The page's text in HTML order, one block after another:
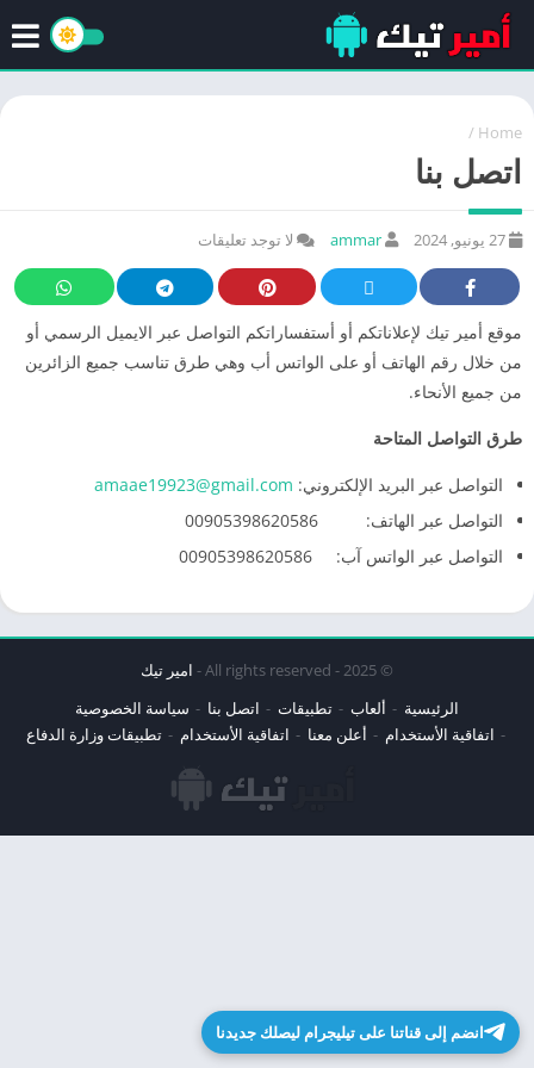
Home
/
اتصل بنا
ammar لا توجد تعليقات
موقع أمير تيك لإعلاناتكم أو أستفساراتكم التواصل عبر الايميل الرسمي أو
من خلال رقم الهاتف أو على الواتس أب وهي طرق تناسب جميع الزائرين
من جميع الأنحاء.
طرق التواصل المتاحة
التواصل عبر البريد الإلكتروني: amaae19923@gmail.com
التواصل عبر الهاتف: 00905398620586
التواصل عبر الواتس آب: 00905398620586
© 2025 - All rights reserved -
امير تيك
الرئيسية
ألعاب تطبيقات اتصل بنا
سياسة الخصوصية
اتفاقية الأستخدام
أعلن معنا اتفاقية الأستخدام تطبيقات وزارة الدفاع
انضم إلى قناتنا على تيليجرام ليصلك جديدنا